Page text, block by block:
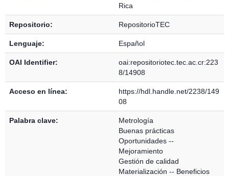
Rica
Repositorio: RepositorioTEC
Lenguaje: Español
OAI Identifier:
oai:repositoriotec.tec.ac.cr:223
8/14908
Acceso en línea:
https://hdl.handle.net/2238/149
08
Palabra clave:
Metrología
Buenas prácticas
Oportunidades --
Mejoramiento
Gestión de calidad
Materialización -- Beneficios